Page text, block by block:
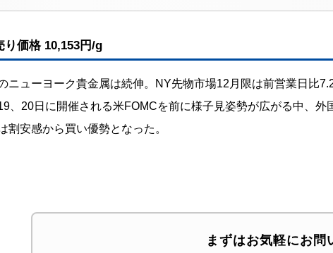
り価格 10,153円/g
ニューヨーク貴金属は続伸。NY先物市場12月限は前営業日比
、20日に開催される米FOMCを前に様子見姿勢が広がる中、
割安感から買い優勢となった。
まずはお気軽にお問